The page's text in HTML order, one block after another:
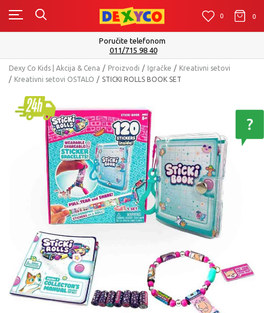
0 0 0
Isporuku možete očekivati u roku od 2 do 4 radna
Pogledaj više
Dexy Co Kids | Akcija & Cena Proizvodi Igračke
Kreativni setovi
Kreativni setovi OSTALO
STICKI ROLLS BOOK SET